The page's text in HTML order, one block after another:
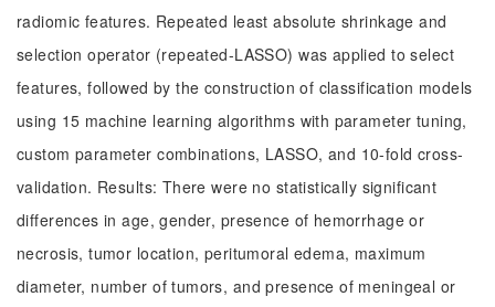
radiomic features. Repeated least absolute shrinkage and
selection operator (repeated-LASSO) was applied to select
features, followed by the construction of classification models
using 15 machine learning algorithms with parameter tuning,
custom parameter combinations, LASSO, and 10-fold cross-
validation. Results: There were no statistically significant
differences in age, gender, presence of hemorrhage or
necrosis, tumor location, peritumoral edema, maximum
diameter, number of tumors, and presence of meningeal or